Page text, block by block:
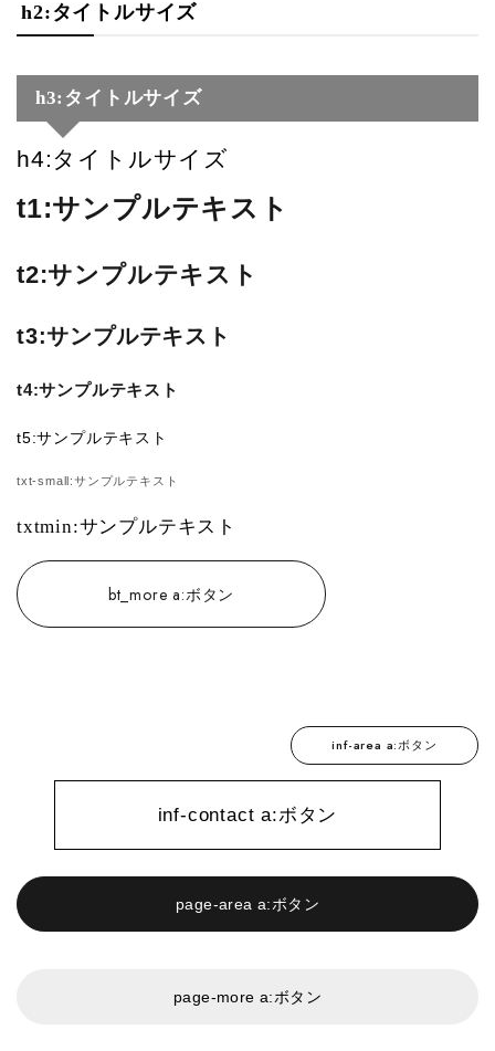
h2:タイトルサイズ
h3:タイトルサイズ
h4:タイトルサイズ
t1:サンプルテキスト
t2:サンプルテキスト
t3:サンプルテキスト
t4:サンプルテキスト
t5:サンプルテキスト
txt-small:サンプルテキスト
txtmin:サンプルテキスト
bt_more a:ボタン
inf-area a:ボタン
inf-contact a:ボタン
page-area a:ボタン
page-more a:ボタン